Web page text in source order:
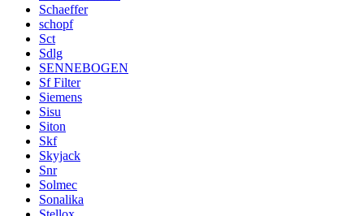
Schaeffer
schopf
Sct
Sdlg
SENNEBOGEN
Sf Filter
Siemens
Sisu
Siton
Skf
Skyjack
Snr
Solmec
Sonalika